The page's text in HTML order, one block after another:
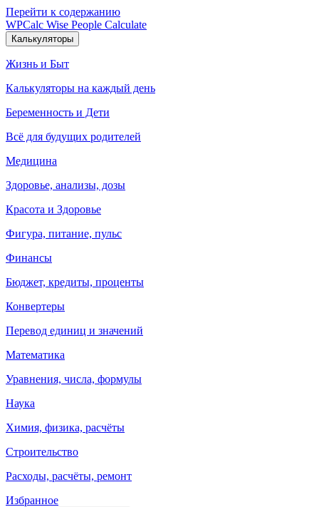
Перейти к содержанию
WPCalc Wise People Calculate
Калькуляторы
Жизнь и Быт
Калькуляторы на каждый день
Беременность и Дети
Всё для будущих родителей
Медицина
Здоровье, анализы, дозы
Красота и Здоровье
Фигура, питание, пульс
Финансы
Бюджет, кредиты, проценты
Конвертеры
Перевод единиц и значений
Математика
Уравнения, числа, формулы
Наука
Химия, физика, расчёты
Строительство
Расходы, расчёты, ремонт
Избранное